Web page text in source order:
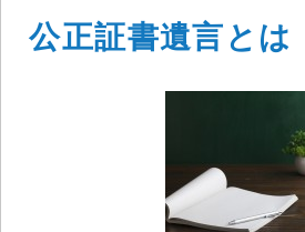
公正証書遺言とは